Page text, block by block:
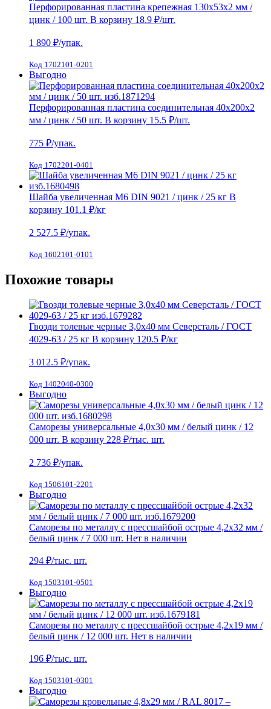
Перфорированная пластина крепежная 130х53х2 мм /
цинк / 100 шт. В корзину 18.9 ₽/шт.
1 890 ₽/упак.
Код 1702101-0201
Выгодно
Перфорированная пластина соединительная 40х200х2
мм / цинк / 50 шт. В корзину 15.5 ₽/шт.
775 ₽/упак.
Код 1702201-0401
Шайба увеличенная М6 DIN 9021 / цинк / 25 кг В
корзину 101.1 ₽/кг
2 527.5 ₽/упак.
Код 1602101-0101
Похожие товары
Гвозди толевые черные 3,0х40 мм Северсталь / ГОСТ
4029-63 / 25 кг В корзину 120.5 ₽/кг
3 012.5 ₽/упак.
Код 1402040-0300
Выгодно
Саморезы универсальные 4,0х30 мм / белый цинк / 12
000 шт. В корзину 228 ₽/тыс. шт.
2 736 ₽/упак.
Код 1506101-2201
Выгодно
Саморезы по металлу с прессшайбой острые 4,2х32 мм /
белый цинк / 7 000 шт. Нет в наличии
294 ₽/тыс. шт.
Код 1503101-0501
Выгодно
Саморезы по металлу с прессшайбой острые 4,2х19 мм /
белый цинк / 12 000 шт. Нет в наличии
196 ₽/тыс. шт.
Код 1503101-0301
Выгодно